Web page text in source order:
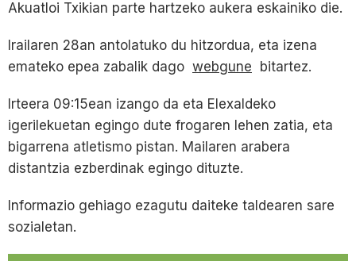
Akuatloi Txikian parte hartzeko aukera eskainiko die.
Irailaren 28an antolatuko du hitzordua, eta izena
emateko epea zabalik dago webgune bitartez.
Irteera 09:15ean izango da eta Elexaldeko
igerilekuetan egingo dute frogaren lehen zatia, eta
bigarrena atletismo pistan. Mailaren arabera
distantzia ezberdinak egingo dituzte.
Informazio gehiago ezagutu daiteke taldearen sare
sozialetan.